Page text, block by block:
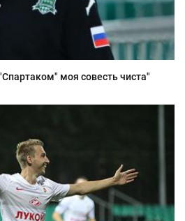
моя совесть чиста"